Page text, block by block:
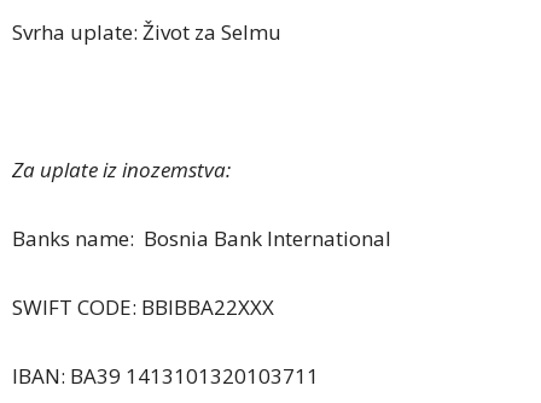
Svrha uplate: Život za Selmu
Za uplate iz inozemstva:
Banks name: Bosnia Bank International
SWIFT CODE: BBIBBA22XXX
IBAN: BA39 1413101320103711